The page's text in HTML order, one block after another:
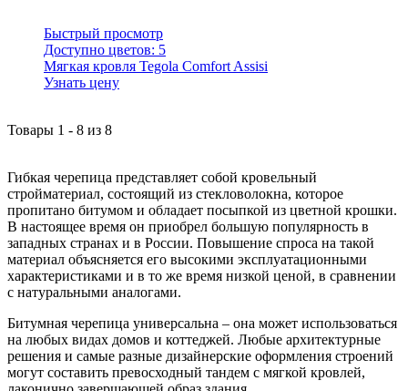
Быстрый просмотр
Доступно цветов: 5
Мягкая кровля Tegola Comfort Assisi
Узнать цену
Товары 1 - 8 из 8
Гибкая черепица представляет собой кровельный
стройматериал, состоящий из стекловолокна, которое
пропитано битумом и обладает посыпкой из цветной крошки.
В настоящее время он приобрел большую популярность в
западных странах и в России. Повышение спроса на такой
материал объясняется его высокими эксплуатационными
характеристиками и в то же время низкой ценой, в сравнении
с натуральными аналогами.
Битумная черепица универсальна – она может использоваться
на любых видах домов и коттеджей. Любые архитектурные
решения и самые разные дизайнерские оформления строений
могут составить превосходный тандем с мягкой кровлей,